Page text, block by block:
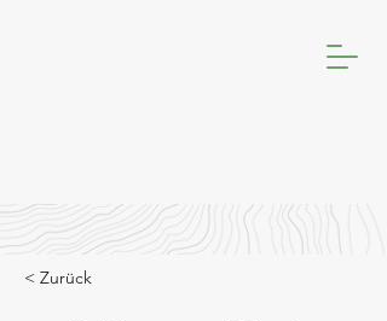
< Zurück